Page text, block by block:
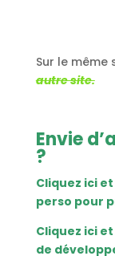
Sur le même
autre site.
Envie
?
Cliquez ici
perso pour
Cliquez ici
de